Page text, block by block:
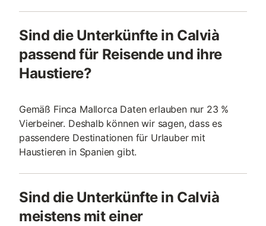
Sind die Unterkünfte in Calvià
passend für Reisende und ihre
Haustiere?
Gemäß Finca Mallorca Daten erlauben nur 23 %
Vierbeiner. Deshalb können wir sagen, dass es
passendere Destinationen für Urlauber mit
Haustieren in Spanien gibt.
Sind die Unterkünfte in Calvià
meistens mit einer